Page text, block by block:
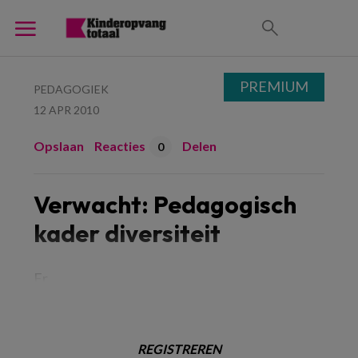
PEDAGOGIEK
12 APR 2010
Opslaan Reacties 0 Delen
Verwacht: Pedagogisch
kader diversiteit
REGISTREREN
PREMIUM